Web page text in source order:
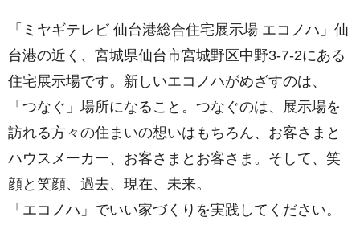
「ミヤギテレビ 仙台港総合住宅展示場 エコノハ」仙
台港の近く、宮城県仙台市宮城野区中野3-7-2にある
住宅展示場です。新しいエコノハがめざすのは、
「つなぐ」場所になること。つなぐのは、展示場を
訪れる方々の住まいの想いはもちろん、お客さまと
ハウスメーカー、お客さまとお客さま。そして、笑
顔と笑顔、過去、現在、未来。
「エコノハ」でいい家づくりを実践してください。